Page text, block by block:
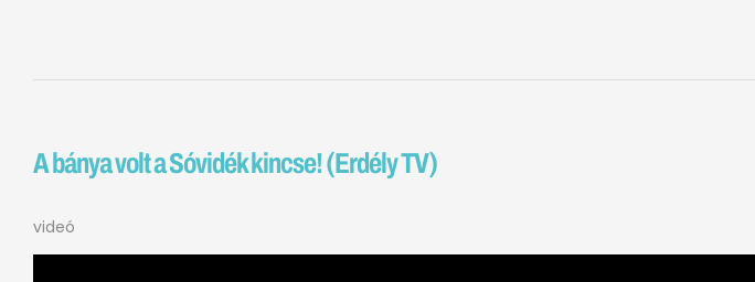
A bánya volt a Sóvidék kincse! (Erdély TV)
videó